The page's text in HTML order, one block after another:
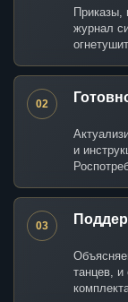
Приказы,
журнал
02
и
03
танцев, и